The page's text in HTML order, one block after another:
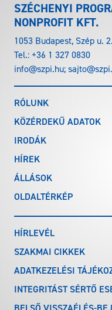
SZÉCHENYI
NONPROFIT KFT.
1053 Budapest, Szép u.
Tel.:+36 1 327 0830
info@szpi.hu;
RÓLUNK
KÖZÉRDEKŰ ADATOK
IRODÁK
HÍREK
ÁLLÁSOK
OLDALTÉRKÉP
HÍRLEVÉL
SZAKMAI CIKKEK
ADATKEZELÉSI
INTEGRITÁST SÉRTŐ